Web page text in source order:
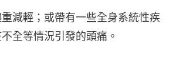
減輕；或帶有一些全身系統性疾
全等情況引發的頭痛。